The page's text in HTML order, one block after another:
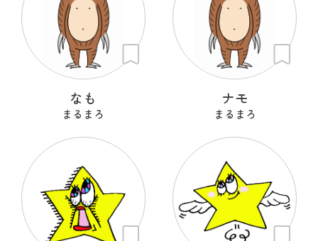
なも
まるまろ
ナモ
まるまろ